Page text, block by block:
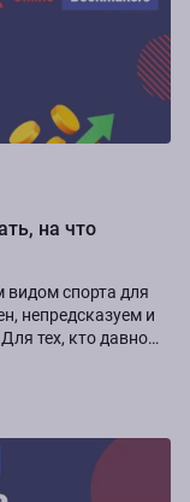
на что
видом спорта для
непредсказуем и
тех, кто давно